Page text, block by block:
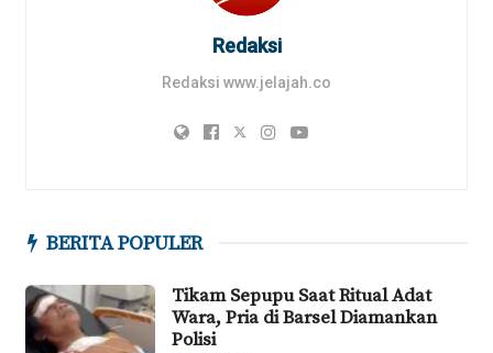
Redaksi
Redaksi www.jelajah.co
BERITA POPULER
Tikam Sepupu Saat Ritual Adat
Wara, Pria di Barsel Diamankan
Polisi